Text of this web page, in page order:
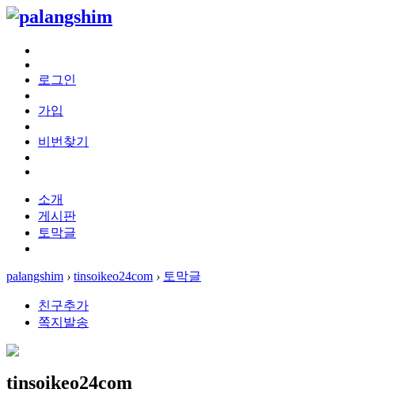
로그인
가입
비번찾기
소개
게시판
토막글
palangshim › tinsoikeo24com › 토막글
친구추가
쪽지발송
tinsoikeo24com